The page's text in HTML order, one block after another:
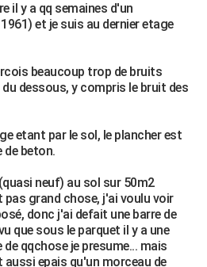
il y a qq semaines d'un
et je suis au dernier etage
beaucoup trop de bruits
dessous, y compris le bruit des
etant par le sol, le plancher est
de beton.
neuf) au sol sur 50m2
grand chose, j'ai voulu voir
donc j'ai defait une barre de
que sous le parquet il y a une
qqchose je presume... mais
epais qu'un morceau de